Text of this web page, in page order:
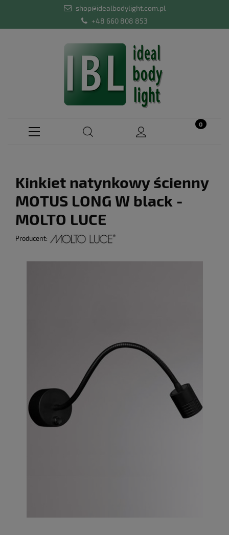
shop@idealbodylight.com.pl
+48 660 808 853
Kinkiet natynkowy ścienny
MOTUS LONG W black -
MOLTO LUCE
Producent: